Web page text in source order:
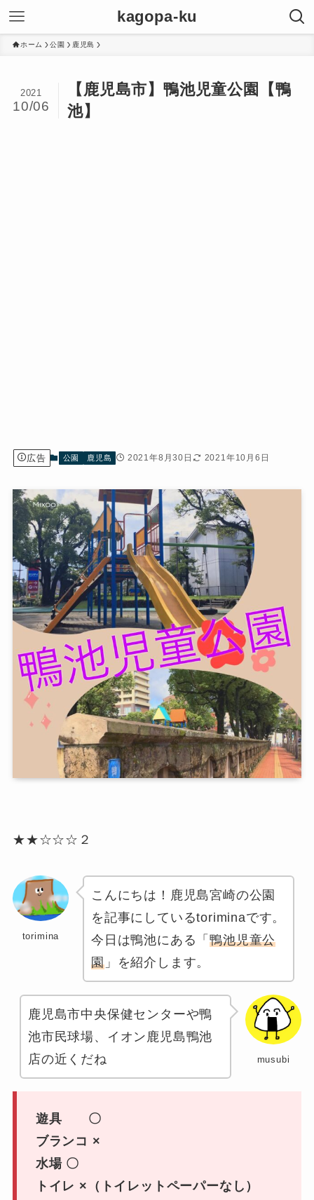
kagopa-ku
ホーム 公園 鹿児島
【鹿児島市】鴨池児童公園【鴨
池】
2021
10/06
広告 公園 鹿児島 2021年8月30日 2021年10月6日
★★☆☆☆２
torimina
こんにちは！鹿児島宮崎の公園
を記事にしているtoriminaです。
今日は鴨池にある「鴨池児童公
園」を紹介します。
musubi
鹿児島市中央保健センターや鴨
池市民球場、イオン鹿児島鴨池
店の近くだね
遊具 〇
ブランコ ×
水場 〇
トイレ ×（トイレットペーパーなし）